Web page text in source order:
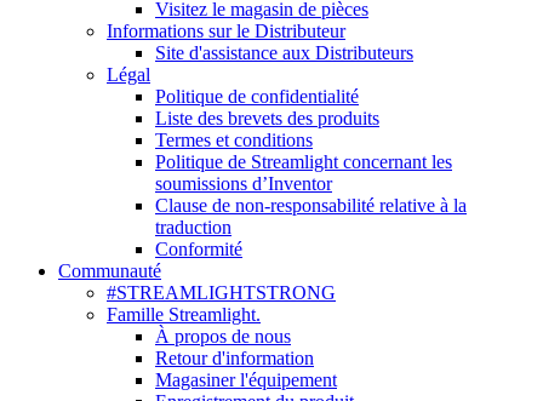
Visitez le magasin de pièces
Informations sur le Distributeur
Site d'assistance aux Distributeurs
Légal
Politique de confidentialité
Liste des brevets des produits
Termes et conditions
Politique de Streamlight concernant les
soumissions d’Inventor
Clause de non-responsabilité relative à la
traduction
Conformité
Communauté
#STREAMLIGHTSTRONG
Famille Streamlight.
À propos de nous
Retour d'information
Magasiner l'équipement